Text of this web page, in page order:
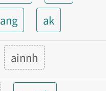
ang ak
ainnh